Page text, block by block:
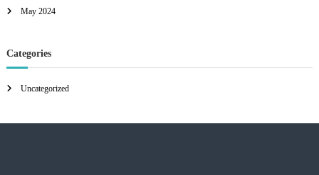
May 2024
Categories
Uncategorized